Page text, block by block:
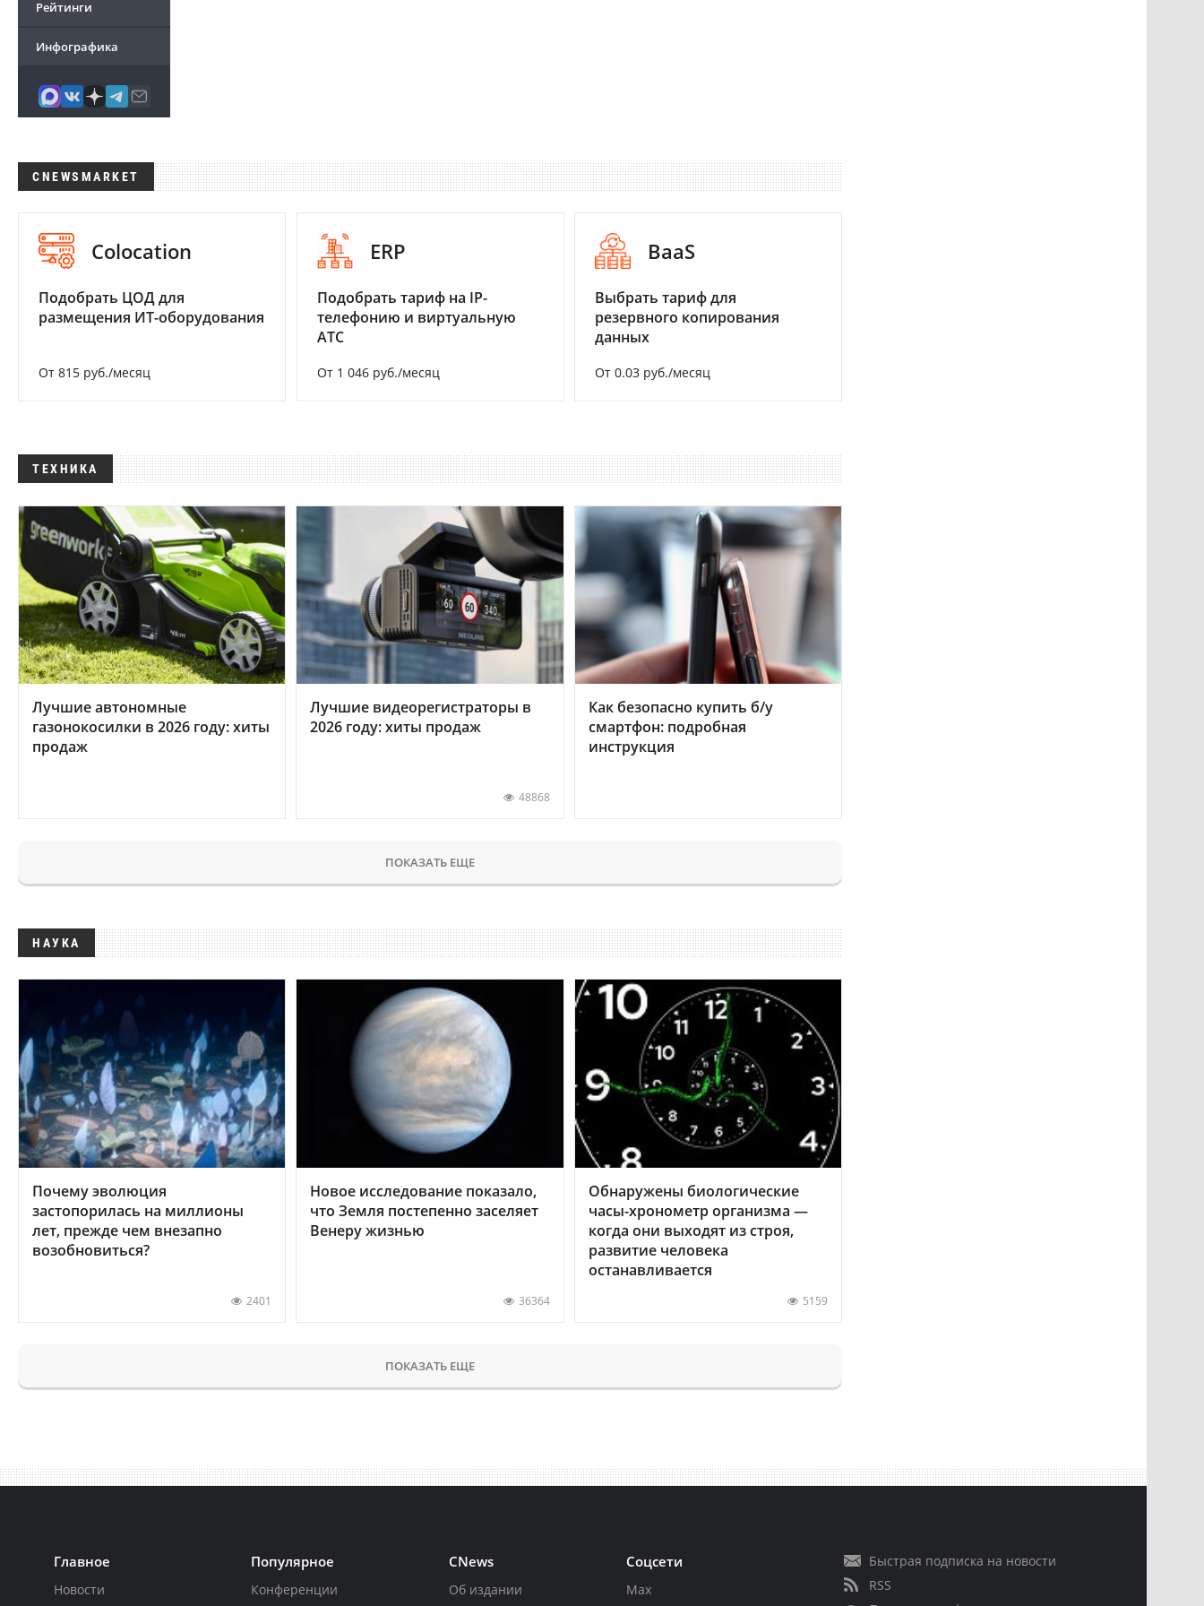
Рейтинги
Инфографика
CNEWSMARKET
Colocation
Подобрать ЦОД для
размещения ИТ-оборудования
От 815 руб./месяц
ERP
Подобрать тариф на IP-
телефонию и виртуальную
АТС
От 1 046 руб./месяц
BaaS
Выбрать тариф для
резервного копирования
данных
От 0.03 руб./месяц
ТЕХНИКА
Лучшие автономные
газонокосилки в 2026 году: хиты
продаж
Лучшие видеорегистраторы в
2026 году: хиты продаж
48868
Как безопасно купить б/у
смартфон: подробная
инструкция
ПОКАЗАТЬ ЕЩЕ
НАУКА
Почему эволюция
застопорилась на миллионы
лет, прежде чем внезапно
возобновиться?
2401
Новое исследование показало,
что Земля постепенно заселяет
Венеру жизнью
36364
Обнаружены биологические
часы-хронометр организма —
когда они выходят из строя,
развитие человека
останавливается
5159
ПОКАЗАТЬ ЕЩЕ
Главное
Новости
Популярное
Конференции
CNews
Об издании
Соцсети
Max
Быстрая подписка на новости
RSS